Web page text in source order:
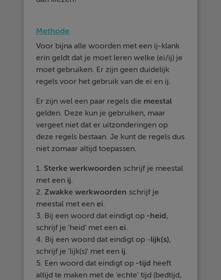
Methode
Voor bijna alle woorden met een ij-klank
erin geldt dat je moet leren welke (ei/ij) je
moet gebruiken. Er zijn geen duidelijk
regels voor het gebruik van de ei en ij.
Er zijn wel een paar regels die meestal
gelden. Deze kun je gebruiken, maar
vergeet niet dat er uitzonderingen op
deze regels bestaan. Je kunt de regels dus
niet zomaar altijd toepassen.
1. Sterke werkwoorden schrijf je meestal
met een ij.
2.Zwakke werkwoorden schrijf je
meestal met eenei.
3. Bij een woord dat eindigt op -heid,
schrijf je 'heid' met eenei.
4. Bij een woord dat eindigt op -lijk(s),
schrijf je 'lijk(s)' met een ij.
5. Een woord dat eindigt op -tijd heeft
altijd te maken met de 'echte' tijd (bedtijd,